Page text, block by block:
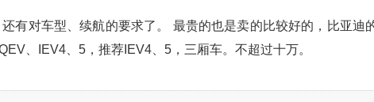
有对车型、续航的要求了。 最贵的也是卖的比较好的，比亚迪
、IEV4、5，推荐IEV4、5，三厢车。不超过十万。